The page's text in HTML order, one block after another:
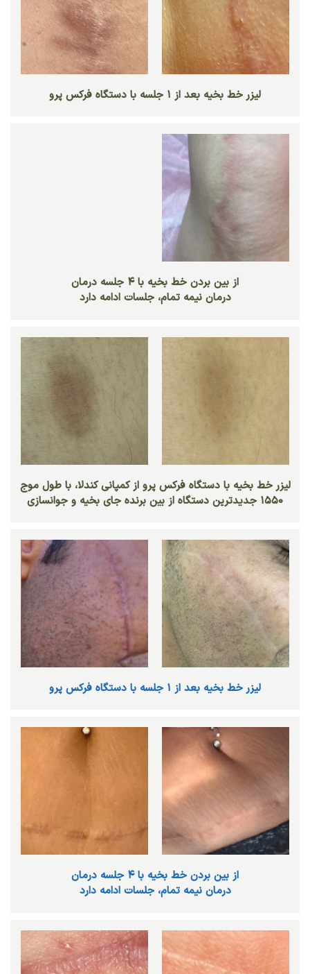
لیزر خط بخیه بعد از ۱ جلسه با دستگاه فرکس پرو
از بین بردن خط بخیه با ۴ جلسه درمان
درمان نیمه تمام، جلسات ادامه دارد
ليزر خط بخيه با دستگاه فركس پرو از كمپاني كندلا، با طول موج
١٥٥٠ جديدترين دستگاه از بين برنده جاي بخيه و جوانسازي
لیزر خط بخیه بعد از ۱ جلسه با دستگاه فرکس پرو
از بین بردن خط بخیه با ۴ جلسه درمان
درمان نیمه تمام، جلسات ادامه دارد